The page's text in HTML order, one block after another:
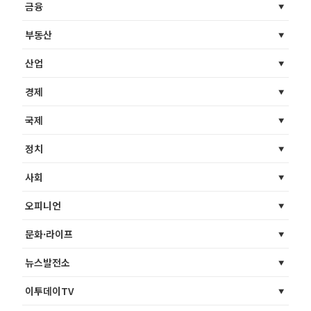
금융
부동산
산업
경제
국제
정치
사회
오피니언
문화·라이프
뉴스발전소
이투데이TV